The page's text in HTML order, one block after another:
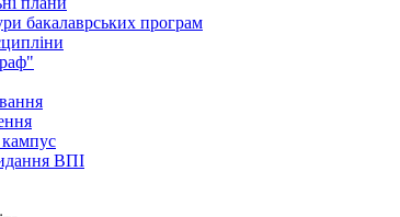
бакалаврських програм
ВПІ